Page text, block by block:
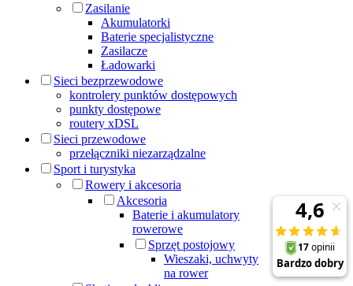
Zasilanie
Akumulatorki
Baterie specjalistyczne
Zasilacze
Ładowarki
Sieci bezprzewodowe
kontrolery punktów dostępowych
punkty dostępowe
routery xDSL
Sieci przewodowe
przełączniki niezarządzalne
Sport i turystyka
Rowery i akcesoria
Akcesoria
Baterie i akumulatory
rowerowe
Sprzęt postojowy
Wieszaki, uchwyty
na rower